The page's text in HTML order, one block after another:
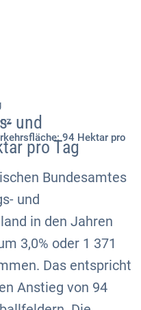
94 Hektar pro
und
pro Tag
Bundesamtes
und
in den Jahren
3,0% oder 1 371
Das entspricht
Anstieg von 94